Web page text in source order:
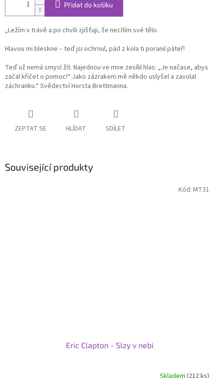
Přidat do košíku
„Ležím v trávě a po chvíli zjišťuji, že necítím své tělo.
Hlavou mi bleskne – teď jsi ochrnul, pád z kola ti poranil páteř!
Teď už nemá smysl žít. Najednou ve mne zesílil hlas: „Je načase, abys
začal křičet o pomoc!“ Jako zázrakem mě někdo uslyšel a zavolal
záchranku.“ Svědectví Horsta Brettmanna.
ZEPTAT SE HLÍDAT SDÍLET
Související produkty
Eric Clapton - Slzy v nebi
Skladem (212 ks)
Kód: MT31